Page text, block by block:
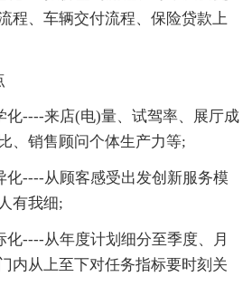
程、车辆交付流程、保险贷款上
----来店(电)量、试驾率、展厅成
、销售顾问个体生产力等;
----从顾客感受出发创新服务模
有我细;
----从年度计划细分至季度、月
内从上至下对任务指标要时刻关